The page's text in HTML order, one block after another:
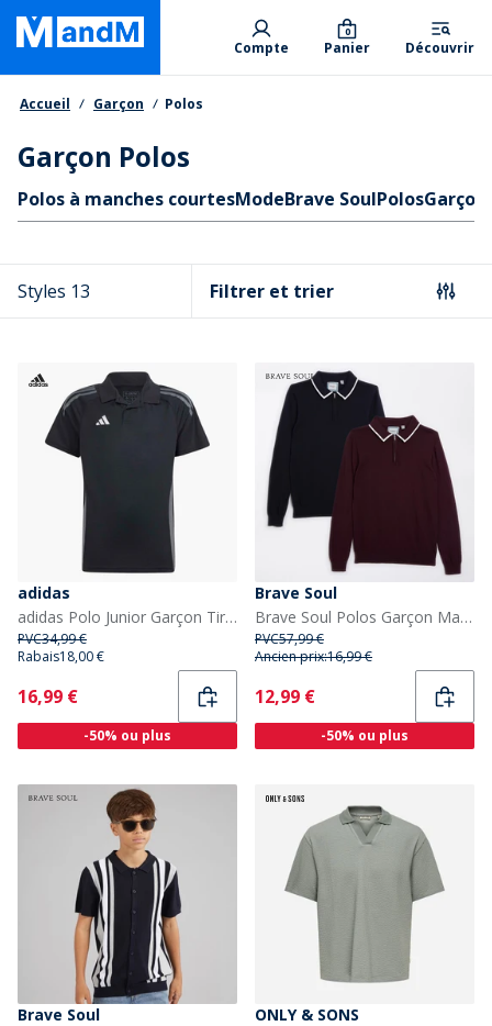
Skip
main
content
Primary departments
Compte Panier
0
Découvrir
Fil d'Ariane
Accueil Garçon Polos
Garçon Polos
Liens rapides
Polos à manches courtesModeBrave SoulPolosGarçon
Styles 13 Filtrer et trier
adidas
adidas Polo Junior Garçon Tiro 24 Compétition Noir/Team Dark Grey
PVC34,99 €
Rabais18,00 €
Current
16,99 €
-50% ou plus
Brave Soul
Brave Soul Polos Garçon Manches Longues Pacquet Double Multi
PVC57,99 €
Ancien prix:16,99 €
Current
12,99 €
-50% ou plus
Brave Soul
ONLY & SONS